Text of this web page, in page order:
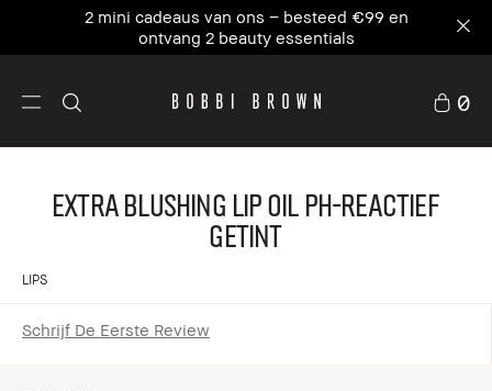
2 mini cadeaus van ons – besteed €99 en
ontvang 2 beauty essentials
0
Extra Blushing Lip Oil pH-reactief
getint
LIPS
Schrijf De Eerste Review